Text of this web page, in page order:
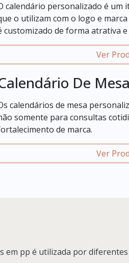
calendário personalizado é um
o utilizam com o logo e
customizado de forma atrativa
em feiras e outros
de serviço deve-se prezar por
com um alto impacto
Ver
De
calendários de mesa
somente para consultas
de marca.
Ver
em pp é utilizada por